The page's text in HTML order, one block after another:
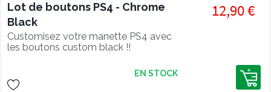
Lot de boutons PS4 - Chrome
Black
Customisez votre manette PS4 avec
les boutons custom black !!
12,90 €
EN STOCK